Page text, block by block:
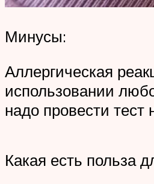
Минусы:
Аллергическая
использовании
надо провести тест
Какая есть польза